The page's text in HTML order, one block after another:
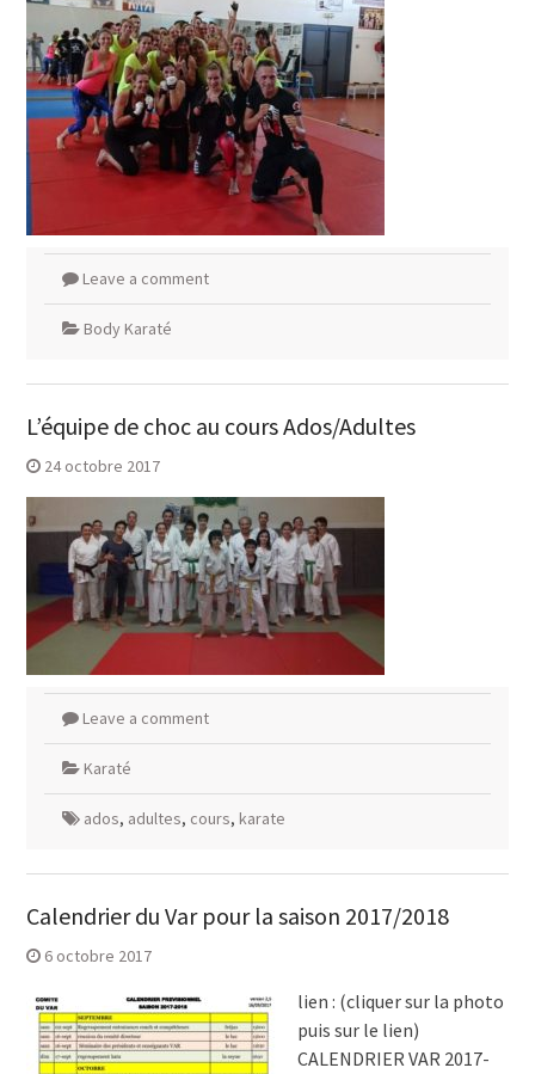
Leave a comment
Body Karaté
L’équipe de choc au cours Ados/Adultes
24 octobre 2017
Leave a comment
Karaté
ados, adultes, cours, karate
Calendrier du Var pour la saison 2017/2018
6 octobre 2017
lien : (cliquer sur la photo
puis sur le lien)
CALENDRIER VAR 2017-